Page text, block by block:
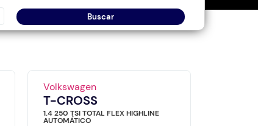
Buscar
Volkswagen
T-CROSS
1.4 250 TSI TOTAL FLEX HIGHLINE
AUTOMÁTICO